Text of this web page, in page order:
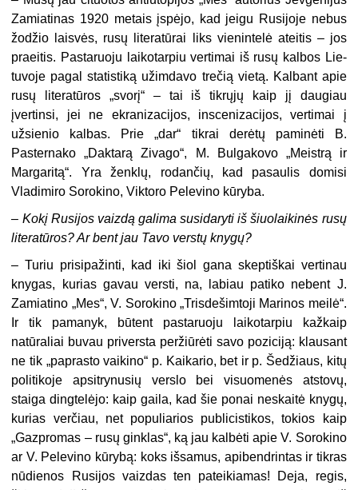
Zamiatinas 1920 metais įspėjo, kad jeigu Rusijoje nebus
žodžio laisvės, rusų literatūrai liks vie­nintelė ateitis – jos
praeitis. Pastaruoju laikotarpiu vertimai iš rusų kalbos Lie­
tuvoje pagal statistiką užimdavo trečią vietą. Kalbant apie
rusų literatūros „svorį“ – tai iš tikrųjų kaip jį daugiau
įvertinsi, jei ne ekranizacijos, inscenizaci­jos, vertimai į
užsienio kalbas. Prie „dar“ tikrai derėtų paminėti B.
Pasternako „Daktarą Zivago“, M. Bulgakovo „Meistrą ir
Margaritą“. Yra ženklų, rodančių, kad pasaulis domisi
Vladimiro Sorokino, Viktoro Pelevino kūryba.
– Kokį Rusijos vaizdą galima susidaryti iš šiuolaikinės rusų
literatū­ros? Ar bent jau Tavo verstų knygų?
–Turiu prisipažinti, kad iki šiol gana skeptiškai vertinau
knygas, kurias gavau versti, na, labiau patiko nebent J.
Zamiatino „Mes“, V. Sorokino „Tris­dešimtoji Marinos meilė“.
Ir tik pamanyk, būtent pastaruoju laikotarpiu kažkaip
natūraliai buvau priversta peržiūrėti savo poziciją: klausant
ne tik „paprasto vaikino“ p. Kaikario, bet ir p. Šedžiaus, kitų
politikoje apsitrynusių verslo bei visuomenės atstovų,
staiga dingtelėjo: kaip gaila, kad šie ponai neskaitė knygų,
kurias verčiau, net populiarios publicistikos, tokios kaip
„Gazpromas – rusų gin­klas“, ką jau kalbėti apie V. Sorokino
ar V. Pelevino kūrybą: koks išsamus, apibendrintas ir tikras
nūdienos Rusijos vaizdas ten pateikiamas! Deja, regis,